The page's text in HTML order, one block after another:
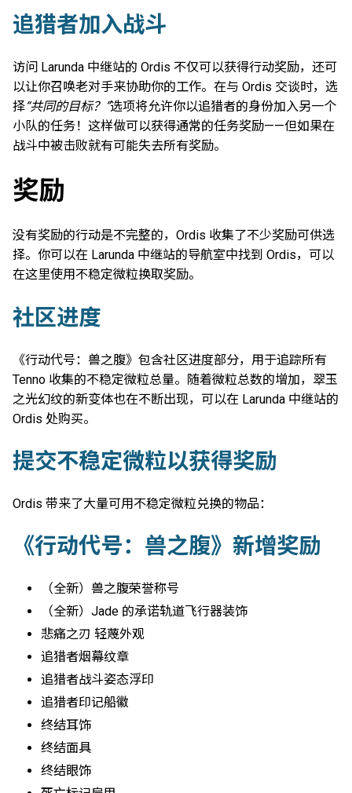
追猎者加入战斗
访问 Larunda 中继站的 Ordis 不仅可以获得行动奖励，还可
以让你召唤老对手来协助你的工作。在与 Ordis 交谈时，选
择“共同的目标？”选项将允许你以追猎者的身份加入另一个
小队的任务！这样做可以获得通常的任务奖励——但如果在
战斗中被击败就有可能失去所有奖励。
奖励
没有奖励的行动是不完整的，Ordis 收集了不少奖励可供选
择。你可以在 Larunda 中继站的导航室中找到 Ordis，可以
在这里使用不稳定微粒换取奖励。
社区进度
《行动代号：兽之腹》包含社区进度部分，用于追踪所有
Tenno 收集的不稳定微粒总量。随着微粒总数的增加，翠玉
之光幻纹的新变体也在不断出现，可以在 Larunda 中继站的
Ordis 处购买。
提交不稳定微粒以获得奖励
Ordis 带来了大量可用不稳定微粒兑换的物品：
《行动代号：兽之腹》新增奖励
（全新）兽之腹荣誉称号
（全新）Jade 的承诺轨道飞行器装饰
悲痛之刃 轻蔑外观
追猎者烟幕纹章
追猎者战斗姿态浮印
追猎者印记船徽
终结耳饰
终结面具
终结眼饰